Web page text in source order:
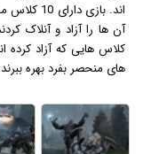
اند.
آن ها را آزاد و آنلاک
کلاس هایی که آزاد کرده
های منحصر بفرد بهره